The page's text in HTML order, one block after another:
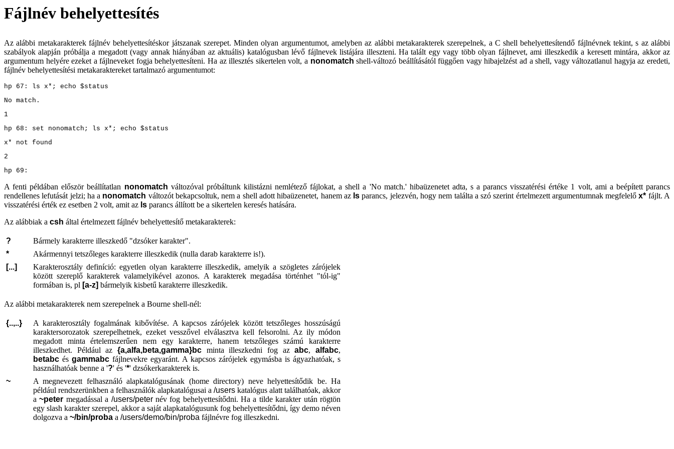
Fájlnév behelyettesítés
Az alábbi metakarakterek fájlnév behelyettesítéskor játszanak szerepet. Minden olyan argumentumot, amelyben az alábbi metakarakterek szerepelnek, a C shell behelyettesítendő fájlnévnek tekint, s az alábbi
szabályok alapján próbálja a megadott (vagy annak hiányában az aktuális) katalógusban lévő fájlnevek listájára illeszteni. Ha talált egy vagy több olyan fájlnevet, ami illeszkedik a keresett mintára, akkor az
argumentum helyére ezeket a fájlneveket fogja behelyettesíteni. Ha az illesztés sikertelen volt, a nonomatch shell-változó beállításától függően vagy hibajelzést ad a shell, vagy változatlanul hagyja az eredeti,
fájlnév behelyettesítési metakaraktereket tartalmazó argumentumot:
hp 67: ls x*; echo $status
No match.
1
hp 68: set nonomatch; ls x*; echo $status
x* not found
2
hp 69:
A fenti példában először beállítatlan nonomatch változóval próbáltunk kilistázni nemlétező fájlokat, a shell a 'No match.' hibaüzenetet adta, s a parancs visszatérési értéke 1 volt, ami a beépített parancs
rendellenes lefutását jelzi; ha a nonomatch változót bekapcsoltuk, nem a shell adott hibaüzenetet, hanem az ls parancs, jelezvén, hogy nem találta a szó szerint értelmezett argumentumnak megfelelőx* fájlt. A
visszatérési érték ez esetben 2 volt, amit az ls parancs állított be a sikertelen keresés hatására.
Az alábbiak a csh által értelmezett fájlnév behelyettesítő metakarakterek:
?
Bármely karakterre illeszkedő "dzsóker karakter".
*
Akármennyi tetszőleges karakterre illeszkedik (nulla darab karakterre is!).
[...]
Karakterosztály definíció: egyetlen olyan karakterre illeszkedik, amelyik a szögletes zárójelek
között szereplő karakterek valamelyikével azonos. A karakterek megadása történhet "tól-ig"
formában is, pl [a-z] bármelyik kisbetű karakterre illeszkedik.
Az alábbi metakarakterek nem szerepelnek a Bourne shell-nél:
{..,..}
A karakterosztály fogalmának kibővítése. A kapcsos zárójelek között tetszőleges hosszúságú
karaktersorozatok szerepelhetnek, ezeket vesszővel elválasztva kell felsorolni. Az ily módon
megadott minta értelemszerűen nem egy karakterre, hanem tetszőleges számú karakterre
illeszkedhet. Például az {a,alfa,beta,gamma}bc minta illeszkedni fog azabc,alfabc,
betabc és gammabc fájlnevekre egyaránt. A kapcsos zárójelek egymásba is ágyazhatóak, s
használhatóak benne a '?' és '*' dzsókerkarakterek is.
~
A megnevezett felhasználó alapkatalógusának (home directory) neve helyettesítődik be. Ha
például rendszerünkben a felhasználók alapkatalógusai a /users katalógus alatt találhatóak, akkor
a~peter megadással a /users/peternév fog behelyettesítődni. Ha a tilde karakter után rögtön
egy slash karakter szerepel, akkor a saját alapkatalógusunk fog behelyettesítődni, így demo néven
dolgozva a ~/bin/proba a /users/demo/bin/proba fájlnévre fog illeszkedni.